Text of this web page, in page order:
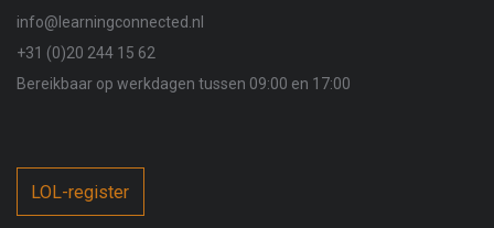
info@learningconnected.nl
+31 (0)20 244 15 62
Bereikbaar op werkdagen tussen 09:00 en 17:00
LOL-register